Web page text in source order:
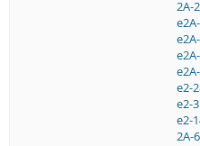
2A-
e2-
e2-
e2-
2A-